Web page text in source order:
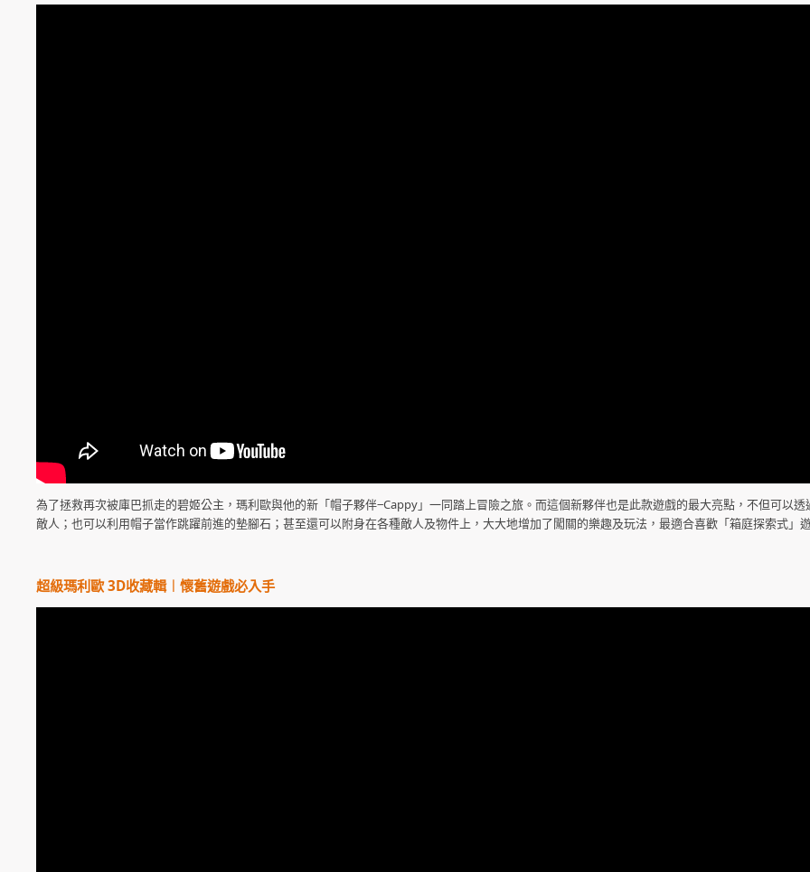
為了拯救再次被庫巴抓走的碧姬公主，瑪利歐與他的新「帽子夥伴‒Cappy」一同踏上冒險之旅。而這個新夥伴也是此款遊戲的最大亮點，不但可以透
敵人；也可以利用帽子當作跳躍前進的墊腳石；甚至還可以附身在各種敵人及物件上，大大地增加了闖關的樂趣及玩法，最適合喜歡「箱庭探索式」
超級瑪利歐 3D收藏輯︱懷舊遊戲必入手